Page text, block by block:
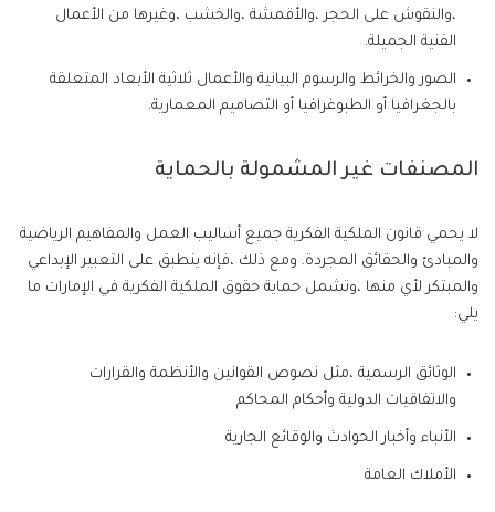
،والنقوش على الحجر ،والأقمشة ،والخشب ،وغيرها من الأعمال
الفنية الجميلة.
الصور والخرائط والرسوم البيانية والأعمال ثلاثية الأبعاد المتعلقة
بالجغرافيا أو الطبوغرافيا أو التصاميم المعمارية.
المصنفات غير المشمولة بالحماية
لا يحمي قانون الملكية الفكرية جميع أساليب العمل والمفاهيم الرياضية
والمبادئ والحقائق المجردة. ومع ذلك ،فإنه ينطبق على التعبير الإبداعي
والمبتكر لأي منها ،وتشمل حماية حقوق الملكية الفكرية في الإمارات ما
يلي:
الوثائق الرسمية ،مثل نصوص القوانين والأنظمة والقرارات
والاتفاقيات الدولية وأحكام المحاكم
الأنباء وأخبار الحوادث والوقائع الجارية
الأملاك العامة